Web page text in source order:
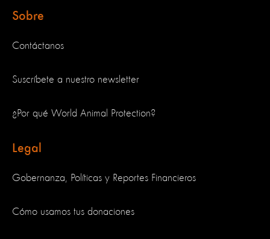
Sobre
Contáctanos
Suscríbete a nuestro newsletter
¿Por qué World Animal Protection?
Legal
Gobernanza, Políticas y Reportes Financieros
Cómo usamos tus donaciones